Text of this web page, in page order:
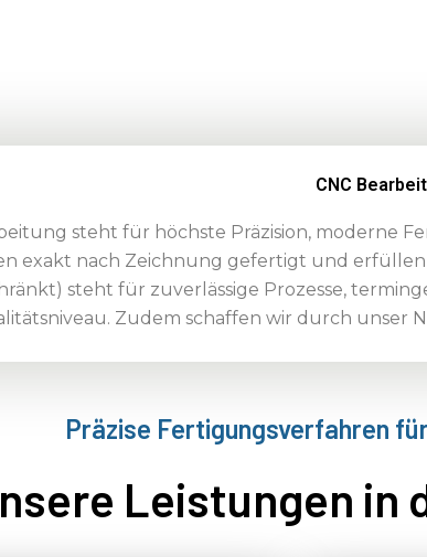
CNC
steht für höchste Präzision, moderne
exakt nach Zeichnung gefertigt und
steht für zuverlässige Prozesse,
Zudem schaffen wir durch unser
Präzise Fertigungsverfahren
Leistungen in